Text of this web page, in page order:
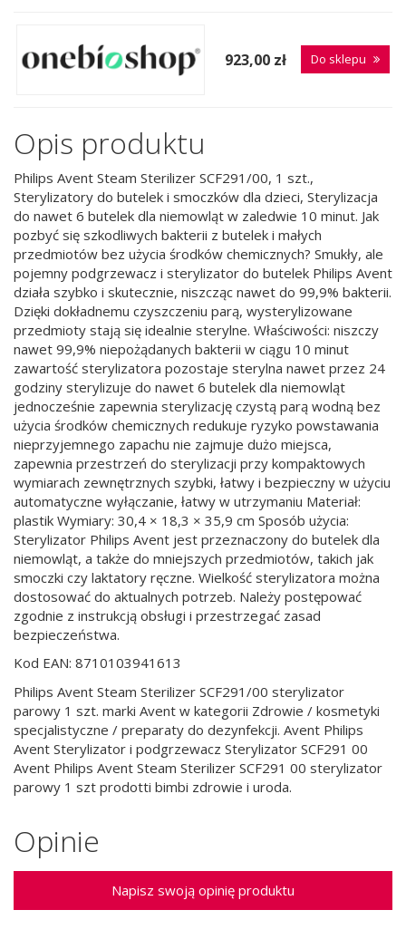
923,00 zł Do sklepu
Opis produktu
Philips Avent Steam Sterilizer SCF291/00, 1 szt.,
Sterylizatory do butelek i smoczków dla dzieci, Sterylizacja
do nawet 6 butelek dla niemowląt w zaledwie 10 minut. Jak
pozbyć się szkodliwych bakterii z butelek i małych
przedmiotów bez użycia środków chemicznych? Smukły, ale
pojemny podgrzewacz i sterylizator do butelek Philips Avent
działa szybko i skutecznie, niszcząc nawet do 99,9% bakterii.
Dzięki dokładnemu czyszczeniu parą, wysterylizowane
przedmioty stają się idealnie sterylne. Właściwości: niszczy
nawet 99,9% niepożądanych bakterii w ciągu 10 minut
zawartość sterylizatora pozostaje sterylna nawet przez 24
godziny sterylizuje do nawet 6 butelek dla niemowląt
jednocześnie zapewnia sterylizację czystą parą wodną bez
użycia środków chemicznych redukuje ryzyko powstawania
nieprzyjemnego zapachu nie zajmuje dużo miejsca,
zapewnia przestrzeń do sterylizacji przy kompaktowych
wymiarach zewnętrznych szybki, łatwy i bezpieczny w użyciu
automatyczne wyłączanie, łatwy w utrzymaniu Materiał:
plastik Wymiary: 30,4 × 18,3 × 35,9 cm Sposób użycia:
Sterylizator Philips Avent jest przeznaczony do butelek dla
niemowląt, a także do mniejszych przedmiotów, takich jak
smoczki czy laktatory ręczne. Wielkość sterylizatora można
dostosować do aktualnych potrzeb. Należy postępować
zgodnie z instrukcją obsługi i przestrzegać zasad
bezpieczeństwa.
Kod EAN: 8710103941613
Philips Avent Steam Sterilizer SCF291/00 sterylizator
parowy 1 szt. marki Avent w kategorii Zdrowie / kosmetyki
specjalistyczne / preparaty do dezynfekcji. Avent Philips
Avent Sterylizator i podgrzewacz Sterylizator SCF291 00
Avent Philips Avent Steam Sterilizer SCF291 00 sterylizator
parowy 1 szt prodotti bimbi zdrowie i uroda.
Opinie
Napisz swoją opinię produktu